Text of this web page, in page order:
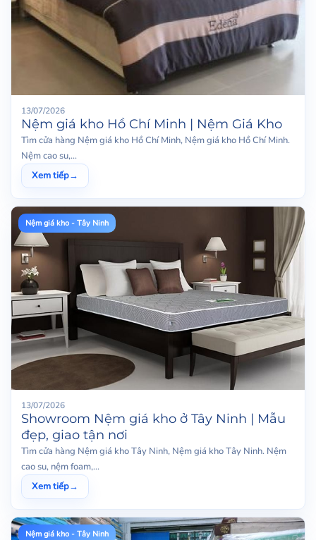
13/07/2026
Nệm giá kho Hồ Chí Minh | Nệm Giá Kho
Tìm cửa hàng Nệm giá kho Hồ Chí Minh, Nệm giá kho Hồ Chí Minh.
Nệm cao su,...
Xem tiếp→
Nệm giá kho - Tây Ninh
13/07/2026
Showroom Nệm giá kho ở Tây Ninh | Mẫu
đẹp, giao tận nơi
Tìm cửa hàng Nệm giá kho Tây Ninh, Nệm giá kho Tây Ninh. Nệm
cao su, nệm foam,...
Xem tiếp→
Nệm giá kho - Tây Ninh